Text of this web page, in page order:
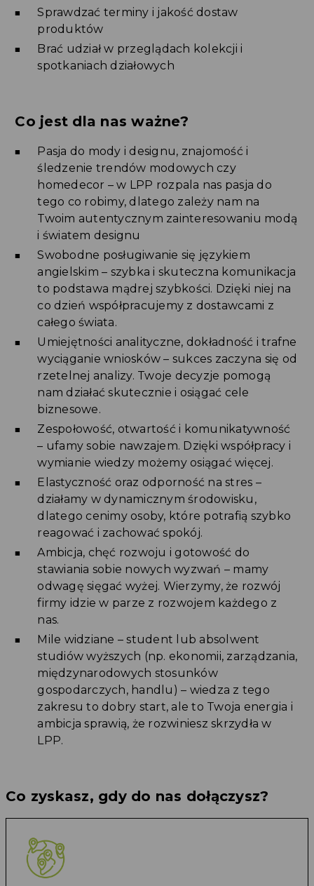
Sprawdzać terminy i jakość dostaw
produktów
Brać udział w przeglądach kolekcji i
spotkaniach działowych
Co jest dla nas ważne?
Pasja do mody i designu, znajomość i
śledzenie trendów modowych czy
homedecor – w LPP rozpala nas pasja do
tego co robimy, dlatego zależy nam na
Twoim autentycznym zainteresowaniu modą
i światem designu
Swobodne posługiwanie się językiem
angielskim – szybka i skuteczna komunikacja
to podstawa mądrej szybkości. Dzięki niej na
co dzień współpracujemy z dostawcami z
całego świata.
Umiejętności analityczne, dokładność i trafne
wyciąganie wniosków – sukces zaczyna się od
rzetelnej analizy. Twoje decyzje pomogą
nam działać skutecznie i osiągać cele
biznesowe.
Zespołowość, otwartość i komunikatywność
– ufamy sobie nawzajem. Dzięki współpracy i
wymianie wiedzy możemy osiągać więcej.
Elastyczność oraz odporność na stres –
działamy w dynamicznym środowisku,
dlatego cenimy osoby, które potrafią szybko
reagować i zachować spokój.
Ambicja, chęć rozwoju i gotowość do
stawiania sobie nowych wyzwań – mamy
odwagę sięgać wyżej. Wierzymy, że rozwój
firmy idzie w parze z rozwojem każdego z
nas.
Mile widziane – student lub absolwent
studiów wyższych (np. ekonomii, zarządzania,
międzynarodowych stosunków
gospodarczych, handlu) – wiedza z tego
zakresu to dobry start, ale to Twoja energia i
ambicja sprawią, że rozwiniesz skrzydła w
LPP.
Co zyskasz, gdy do nas dołączysz?